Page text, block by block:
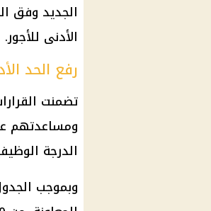
الجديد وفق
الأدنى للأجور.
رفع الحد
تضمنت
ومساعدتهم
الدرجة
وبموجب